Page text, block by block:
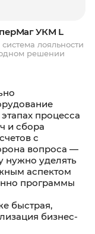
УКМ L
лояльности
решении
процесса
и сбора
с
вопроса —
нужно уделять
аспектом
программы
быстрая,
бизнес-